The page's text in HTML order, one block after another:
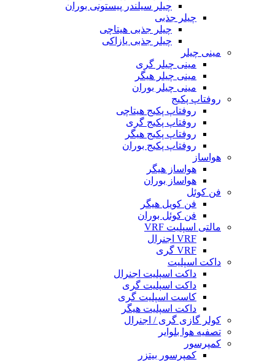
چیلر سیلندر پیستونی بوران
چیلر جذبی
چیلر جذبی هیتاچی
چیلر جذبی یازاکی
مینی چیلر
مینی چیلر گری
مینی چیلر هیگر
مینی چیلر بوران
روفتاپ پکیج
روفتاپ پکیج هیتاچی
روفتاپ پکیج گری
روفتاپ پکیج هیگر
روفتاپ پکیج بوران
هواساز
هواساز هیگر
هواساز بوران
فن کوئل
فن کویل هیگر
فن کوئل بوران
مالتی اسپلیت VRF
VRF اجنرال
VRF گری
داکت اسپلیت
داکت اسپلیت اجنرال
داکت اسپلیت گری
کاست اسپلیت گری
داکت اسپلیت هیگر
کولر گازی گری / اجنرال
تصفیه هوا بلوایر
کمپرسور
کمپرسور بیتزر